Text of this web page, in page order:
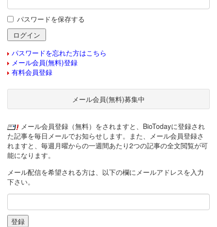
パスワードを保存する
パスワードを忘れた方はこちら
メール会員(無料)登録
有料会員登録
メール会員(無料)募集中
メール会員登録（無料）をされますと、BioTodayに登録され
た記事を毎日メールでお知らせします。また、メール会員登録さ
れますと、毎週月曜からの一週間あたり2つの記事の全文閲覧が可
能になります。
メール配信を希望される方は、以下の欄にメールアドレスを入力
下さい。